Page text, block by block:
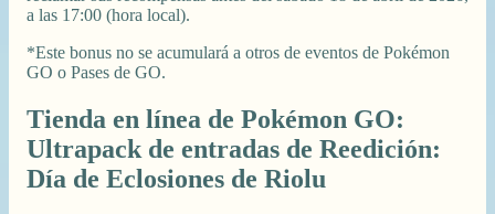
a las 17:00 (hora local).
*Este bonus no se acumulará a otros de eventos de Pokémon
GO o Pases de GO.
Tienda en línea de Pokémon GO:
Ultrapack de entradas de Reedición:
Día de Eclosiones de Riolu